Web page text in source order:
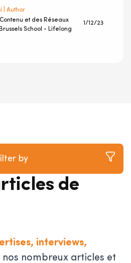
| Author
et des Réseaux
School - Lifelong
1/12/23
by
de
interviews,
nombreux articles et